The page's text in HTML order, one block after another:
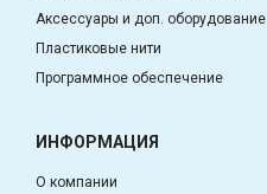
Аксессуары и доп. оборудование
Пластиковые нити
Программное обеспечение
ИНФОРМАЦИЯ
О компании